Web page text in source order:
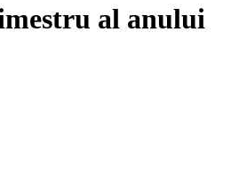
al anului